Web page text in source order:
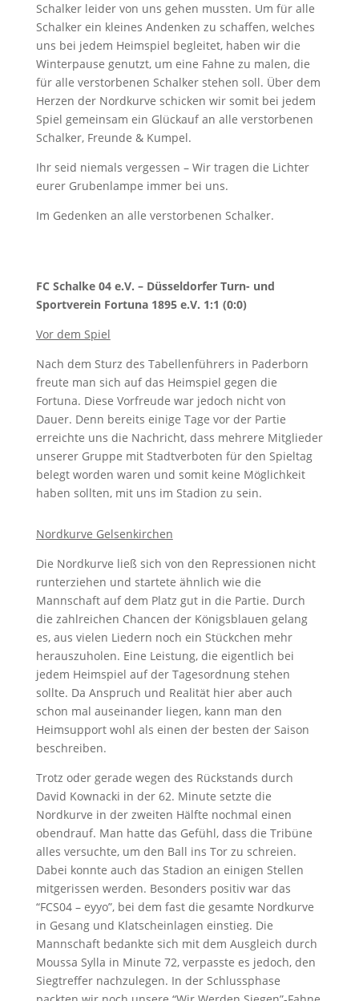
Schalker leider von uns gehen mussten. Um für alle
Schalker ein kleines Andenken zu schaffen, welches
uns bei jedem Heimspiel begleitet, haben wir die
Winterpause genutzt, um eine Fahne zu malen, die
für alle verstorbenen Schalker stehen soll. Über dem
Herzen der Nordkurve schicken wir somit bei jedem
Spiel gemeinsam ein Glückauf an alle verstorbenen
Schalker, Freunde & Kumpel.
Ihr seid niemals vergessen – Wir tragen die Lichter
eurer Grubenlampe immer bei uns.
Im Gedenken an alle verstorbenen Schalker.
FC Schalke 04 e.V. – Düsseldorfer Turn- und
Sportverein Fortuna 1895 e.V. 1:1 (0:0)
Vor dem Spiel
Nach dem Sturz des Tabellenführers in Paderborn
freute man sich auf das Heimspiel gegen die
Fortuna. Diese Vorfreude war jedoch nicht von
Dauer. Denn bereits einige Tage vor der Partie
erreichte uns die Nachricht, dass mehrere Mitglieder
unserer Gruppe mit Stadtverboten für den Spieltag
belegt worden waren und somit keine Möglichkeit
haben sollten, mit uns im Stadion zu sein.
Nordkurve Gelsenkirchen
Die Nordkurve ließ sich von den Repressionen nicht
runterziehen und startete ähnlich wie die
Mannschaft auf dem Platz gut in die Partie. Durch
die zahlreichen Chancen der Königsblauen gelang
es, aus vielen Liedern noch ein Stückchen mehr
herauszuholen. Eine Leistung, die eigentlich bei
jedem Heimspiel auf der Tagesordnung stehen
sollte. Da Anspruch und Realität hier aber auch
schon mal auseinander liegen, kann man den
Heimsupport wohl als einen der besten der Saison
beschreiben.
Trotz oder gerade wegen des Rückstands durch
David Kownacki in der 62. Minute setzte die
Nordkurve in der zweiten Hälfte nochmal einen
obendrauf. Man hatte das Gefühl, dass die Tribüne
alles versuchte, um den Ball ins Tor zu schreien.
Dabei konnte auch das Stadion an einigen Stellen
mitgerissen werden. Besonders positiv war das
“FCS04 – eyyo”, bei dem fast die gesamte Nordkurve
in Gesang und Klatscheinlagen einstieg. Die
Mannschaft bedankte sich mit dem Ausgleich durch
Moussa Sylla in Minute 72, verpasste es jedoch, den
Siegtreffer nachzulegen. In der Schlussphase